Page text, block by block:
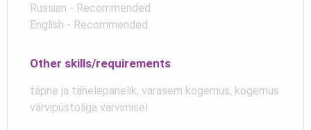
Russian - Recommended
English - Recommended
Other skills/requirements
täpne ja tähelepanelik, varasem kogemus, kogemus
värvipüstoliga värvimisel